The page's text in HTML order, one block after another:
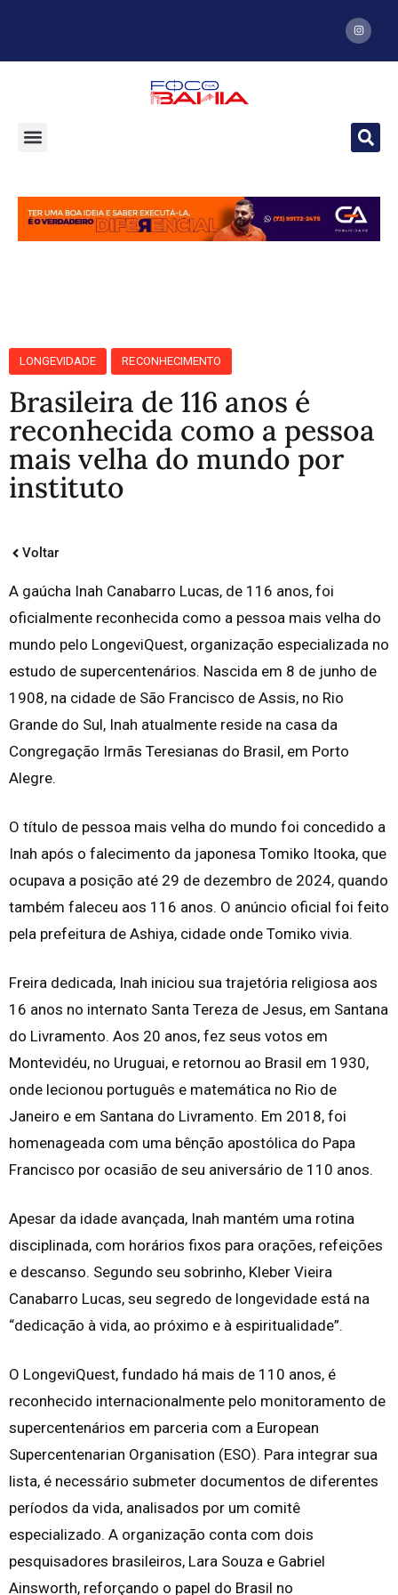
LONGEVIDADE RECONHECIMENTO
Brasileira de 116 anos é
reconhecida como a pessoa
mais velha do mundo por
instituto
Voltar
A gaúcha Inah Canabarro Lucas, de 116 anos, foi
oficialmente reconhecida como a pessoa mais velha do
mundo pelo LongeviQuest, organização especializada no
estudo de supercentenários. Nascida em 8 de junho de
1908, na cidade de São Francisco de Assis, no Rio
Grande do Sul, Inah atualmente reside na casa da
Congregação Irmãs Teresianas do Brasil, em Porto
Alegre.
O título de pessoa mais velha do mundo foi concedido a
Inah após o falecimento da japonesa Tomiko Itooka, que
ocupava a posição até 29 de dezembro de 2024, quando
também faleceu aos 116 anos. O anúncio oficial foi feito
pela prefeitura de Ashiya, cidade onde Tomiko vivia.
Freira dedicada, Inah iniciou sua trajetória religiosa aos
16 anos no internato Santa Tereza de Jesus, em Santana
do Livramento. Aos 20 anos, fez seus votos em
Montevidéu, no Uruguai, e retornou ao Brasil em 1930,
onde lecionou português e matemática no Rio de
Janeiro e em Santana do Livramento. Em 2018, foi
homenageada com uma bênção apostólica do Papa
Francisco por ocasião de seu aniversário de 110 anos.
Apesar da idade avançada, Inah mantém uma rotina
disciplinada, com horários fixos para orações, refeições
e descanso. Segundo seu sobrinho, Kleber Vieira
Canabarro Lucas, seu segredo de longevidade está na
“dedicação à vida, ao próximo e à espiritualidade”.
O LongeviQuest, fundado há mais de 110 anos, é
reconhecido internacionalmente pelo monitoramento de
supercentenários em parceria com a European
Supercentenarian Organisation (ESO). Para integrar sua
lista, é necessário submeter documentos de diferentes
períodos da vida, analisados por um comitê
especializado. A organização conta com dois
pesquisadores brasileiros, Lara Souza e Gabriel
Ainsworth, reforçando o papel do Brasil no